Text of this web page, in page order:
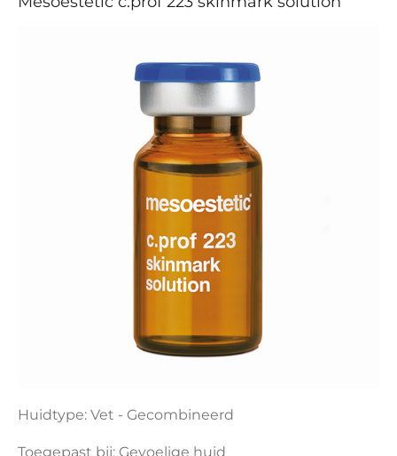
Huidtype: Vet - Gecombineerd
Toegepast bij: Gevoelige huid